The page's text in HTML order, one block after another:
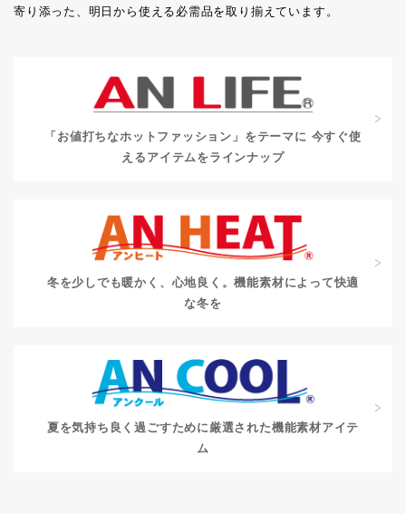
寄り添った、明日から使える必需品を取り揃えています。
「お値打ちなホットファッション」をテーマに 今すぐ使
えるアイテムをラインナップ
冬を少しでも暖かく、心地良く。機能素材によって快適
な冬を
夏を気持ち良く過ごすために 厳選された機能素材アイテ
ム